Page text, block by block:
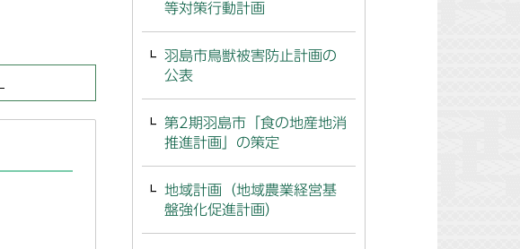
等対策行動計画
羽島市鳥獣被害防止計画の
公表
第2期羽島市「食の地産地消
推進計画」の策定
地域計画（地域農業経営基
盤強化促進計画）